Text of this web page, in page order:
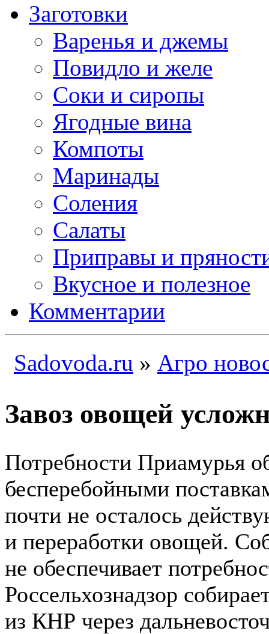
Заготовки
Варенья и джемы
Повидло и желе
Соки и сиропы
Ягодные вина
Компоты
Маринады
Соления
Салаты
Приправы и
Вкусное и полезное
Комментарии
Sadovoda.ru » Агро
Завоз овощей
Потребности Приамурья
бесперебойными
почти не осталось
и переработки овощей.
не обеспечивает
Россельхознадзор
из КНР через